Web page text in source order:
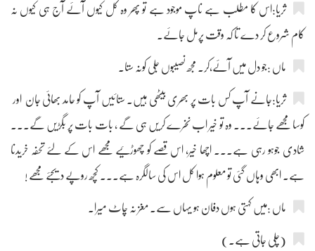
ثریا:اس کا مطلب ہے ناپ موجود ہے تو پھر وہ کل کیوں آئے آج ہی کیوں نہ
کام شروع کر دے تا کہ وقت پرمل جائے۔
ماں :جو دل میں آئے،کر۔ مجھ نصیبوں جلی کونہ ستا۔
ثریا:جانے آپ کس بات پر بھری بیٹھی ہیں۔ ستائیں آپ کو حامد بھائی جان اور
کوسا مجھے جائے۔۔۔ وہ تو خیر اب نخرے کریں ہی گے ، بات بات پر بگڑیں گے۔۔۔
شادی جوہو رہی ہے۔۔۔ اچھا خیر، اس قصے کو چھوڑئیے مجھے اس کے لئے تحفہ خریدنا
ہے۔ ابھی وہاں گئی تو معلوم ہوا کل اس کی سالگرہ ہے۔۔۔ کچھ روپے دیجئے مجھے !
ماں :میں کہتی ہوں دفان ہو یہاں سے۔ مغز نہ چاٹ میرا۔
(چلی جاتی ہے۔)